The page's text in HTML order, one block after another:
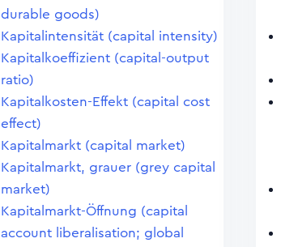
durable goods)
Kapitalintensität (capital intensity)
Kapitalkoeffizient (capital-output
ratio)
Kapitalkosten-Effekt (capital cost
effect)
Kapitalmarkt (capital market)
Kapitalmarkt, grauer (grey capital
market)
Kapitalmarkt-Öffnung (capital
account liberalisation; global